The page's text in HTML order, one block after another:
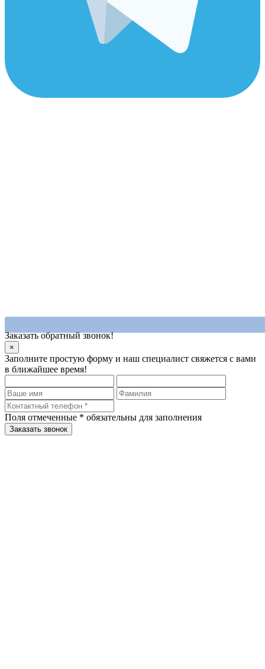
Заказать обратный звонок!
×
Заполните простую форму и наш специалист свяжется с вами
в ближайшее время!
Поля отмеченные * обязательны для заполнения